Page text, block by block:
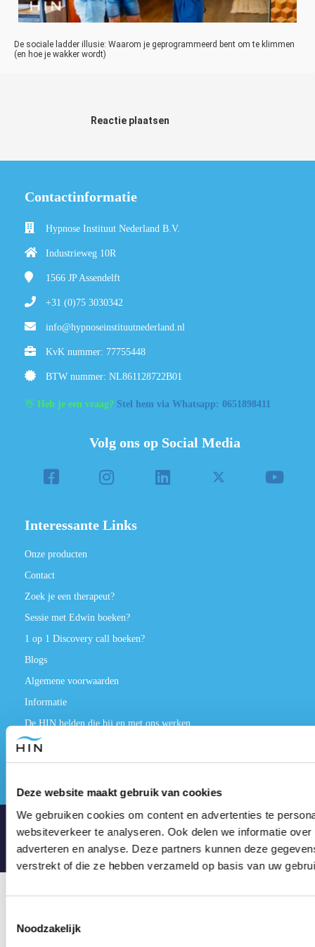
Deze website maakt gebruik van cookies
We gebruiken cookies om content en advertenties te
websiteverkeer te analyseren. Ook delen we informatie
adverteren en analyse. Deze partners kunnen deze
verstrekt of die ze hebben verzameld op basis van uw
Noodzakelijk
De sociale ladder illusie: Waarom je geprogrammeerd bent om te klimmen
(en hoe je wakker wordt)
Reactie plaatsen
Contactinformatie
Hypnose Instituut Nederland B.V.
Industrieweg 10R
1566 JPAssendelft
+31 (0)75 3030342
info@hypnoseinstituutnederland.nl
KvK nummer: 77755448
BTW nummer: NL861128722B01
👋 Heb je een vraag? Stel hem via Whatsapp: 0651898411
Volg ons op Social Media
Interessante Links
Onze producten
Contact
Zoek je een therapeut?
Sessie met Edwin boeken?
1 op 1 Discovery call boeken?
Blogs
Algemene voorwaarden
Informatie
De HIN helden die bij en met ons werken
Wetenschappelijke Onderzoeken
Vergelijk Therapieën
©2006-2026 Hypnose Instituut Nederland B.V.